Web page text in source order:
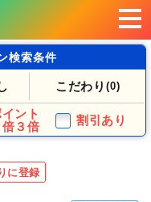
検索条件
こだわり (0)
ント
倍３倍
割引あり
に登録